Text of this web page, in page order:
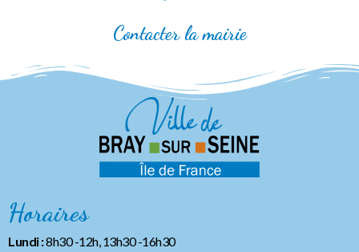
Contacter la mairie
Horaires
Lundi :8h30 -12h, 13h30 -16h30